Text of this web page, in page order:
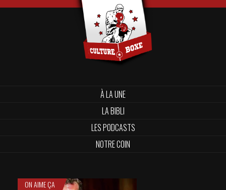
À LA UNE
LA BIBLI
LES PODCASTS
NOTRE COIN
ON AIME ÇA